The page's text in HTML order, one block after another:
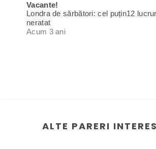
Vacante!
Londra de sărbători: cel puțin12
neratat
Acum 3 ani
ALTE PARERI